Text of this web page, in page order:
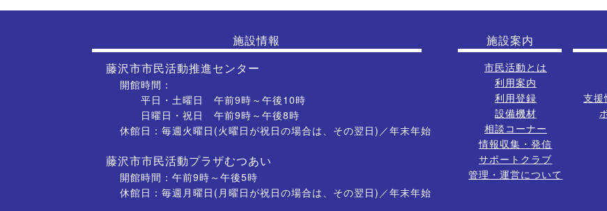
施設情報
藤沢市市民活動推進センター
開館時間：
平日・土曜日 午前9時～午後10時
日曜日・祝日 午前9時～午後8時
休館日：毎週火曜日(火曜日が祝日の場合は、その翌日)／年末年始
藤沢市市民活動プラザむつあい
開館時間：午前9時～午後5時
休館日：毎週月曜日(月曜日が祝日の場合は、その翌日)／年末年始
施設案内
市民活動とは
利用案内
利用登録
設備機材
相談コーナー
情報収集・発信
サポートクラブ
管理・運営について
支援